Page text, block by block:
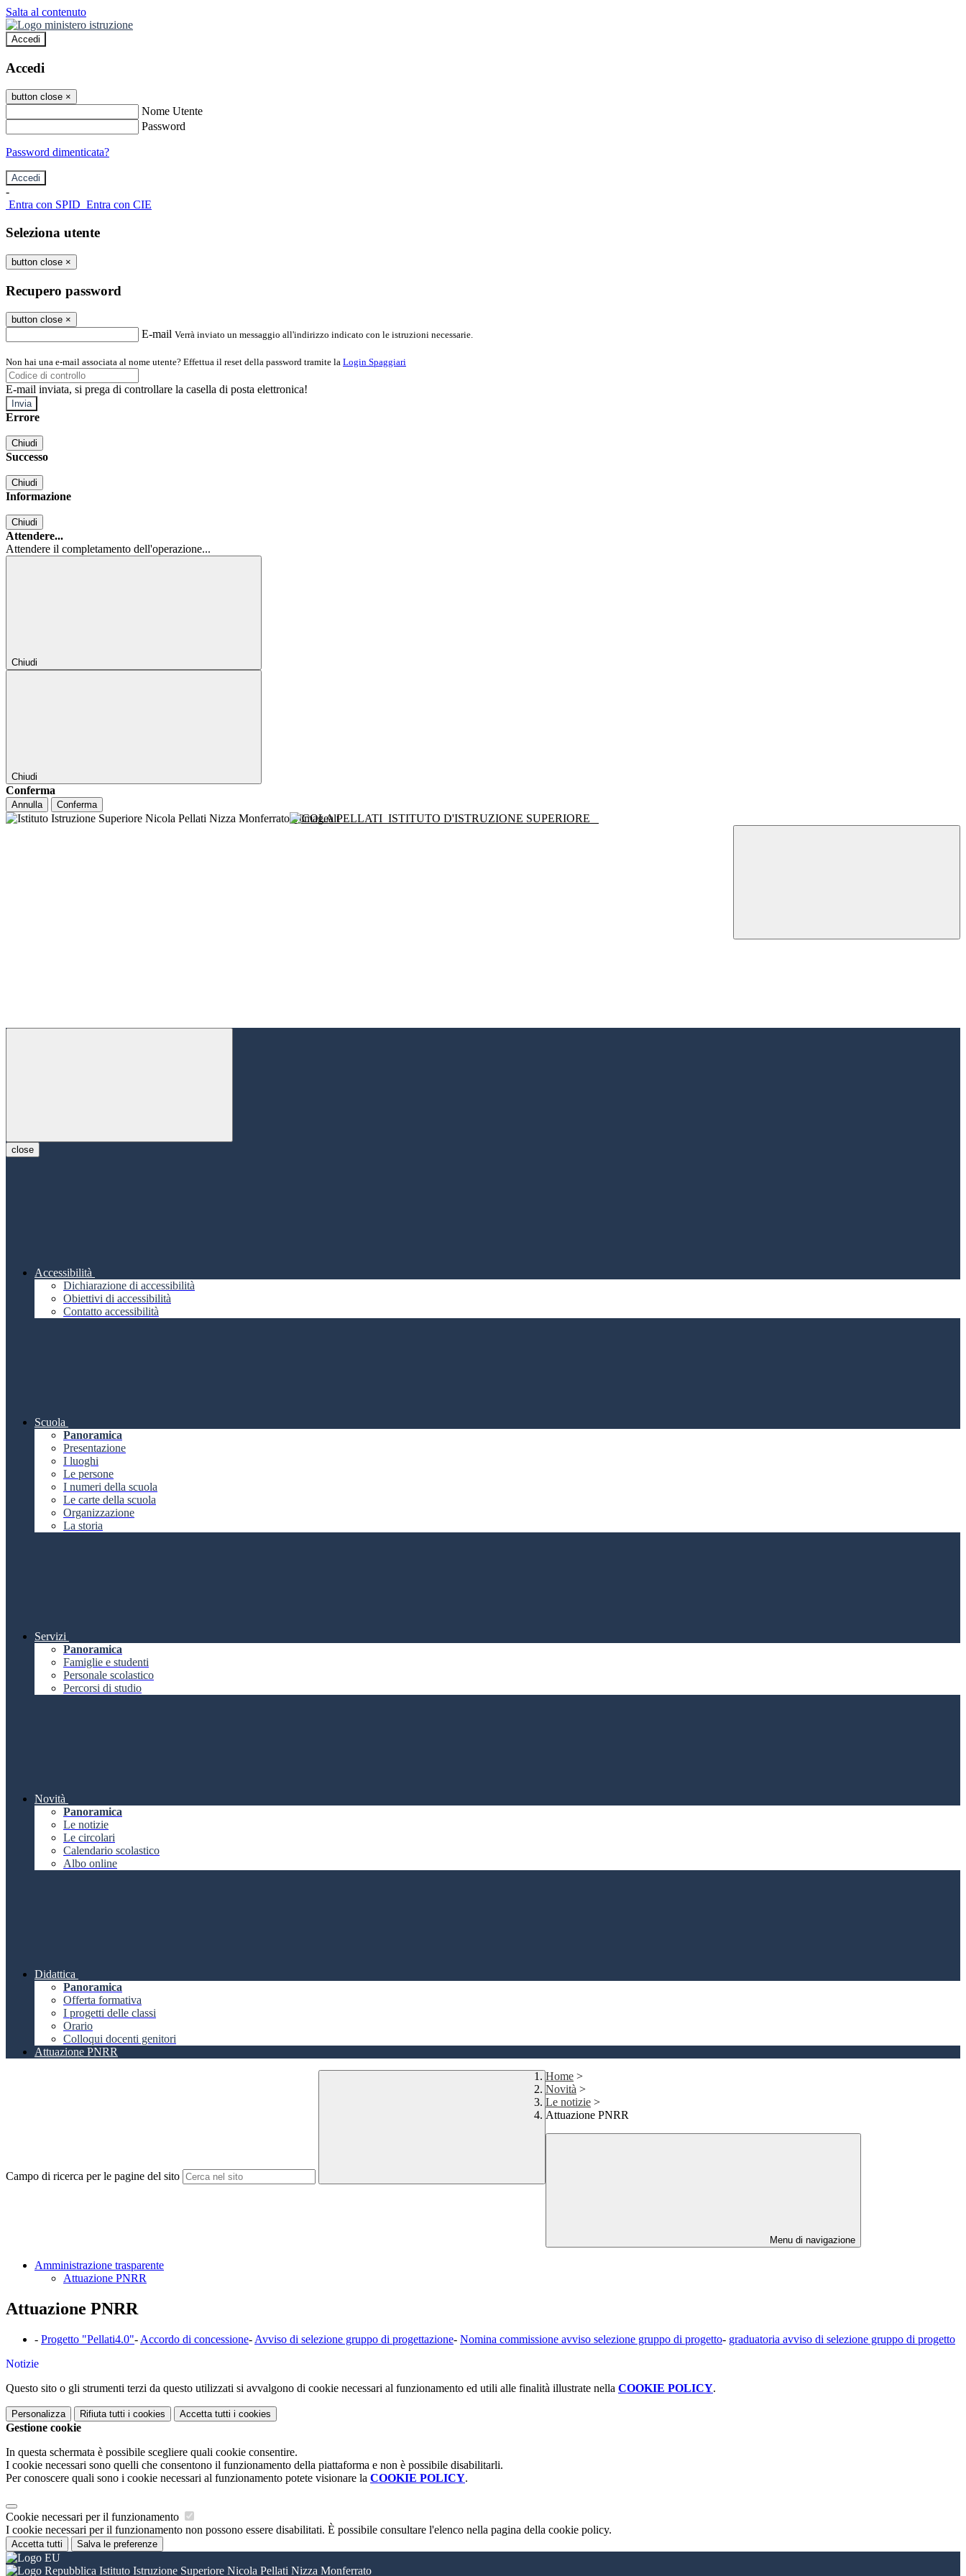
Salta al contenuto
Accedi
Accedi
button close ×
Nome Utente
Password
Password dimenticata?
-
Entra con SPID Entra con CIE
Seleziona utente
button close ×
Recupero password
button close ×
E-mail Verrà inviato un messaggio all'indirizzo indicato con le istruzioni necessarie.
Non hai una e-mail associata al nome utente? Effettua il reset della password tramite la Login Spaggiari
E-mail inviata, si prega di controllare la casella di posta elettronica!
Errore
Chiudi
Successo
Chiudi
Informazione
Chiudi
Attendere...
Attendere il completamento dell'operazione...
Chiudi
Chiudi
Conferma
Annulla Conferma
NICOLA PELLATI ISTITUTO D'ISTRUZIONE SUPERIORE
close
Accessibilità
Dichiarazione di accessibilità
Obiettivi di accessibilità
Contatto accessibilità
Scuola
Panoramica
Presentazione
I luoghi
Le persone
I numeri della scuola
Le carte della scuola
Organizzazione
La storia
Servizi
Panoramica
Famiglie e studenti
Personale scolastico
Percorsi di studio
Novità
Panoramica
Le notizie
Le circolari
Calendario scolastico
Albo online
Didattica
Panoramica
Offerta formativa
I progetti delle classi
Orario
Colloqui docenti genitori
Attuazione PNRR
Campo di ricerca per le pagine del sito
Home >
Novità >
Le notizie >
Attuazione PNRR
Menu di navigazione
Amministrazione trasparente
Attuazione PNRR
Attuazione PNRR
- Progetto "Pellati4.0"- Accordo di concessione- Avviso di selezione gruppo di progettazione- Nomina commissione avviso selezione gruppo di progetto- graduatoria avviso di selezione gruppo di progetto
Notizie
Questo sito o gli strumenti terzi da questo utilizzati si avvalgono di cookie necessari al funzionamento ed utili alle finalità illustrate nella COOKIE POLICY.
Personalizza Rifiuta tutti i cookies Accetta tutti i cookies
Gestione cookie
In questa schermata è possibile scegliere quali cookie consentire.
I cookie necessari sono quelli che consentono il funzionamento della piattaforma e non è possibile disabilitarli.
Per conoscere quali sono i cookie necessari al funzionamento potete visionare la COOKIE POLICY.
Cookie necessari per il funzionamento
I cookie necessari per il funzionamento non possono essere disabilitati. È possibile consultare l'elenco nella pagina della cookie policy.
Accetta tutti Salva le preferenze
Istituto Istruzione Superiore Nicola Pellati Nizza Monferrato